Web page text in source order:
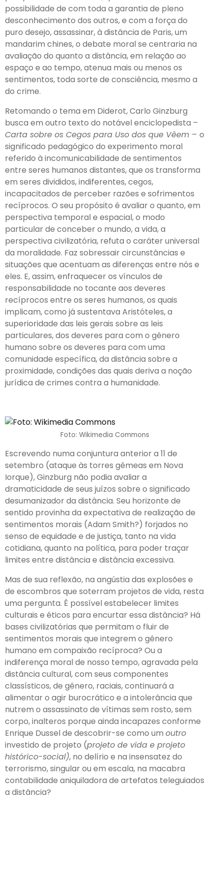
possibilidade de com toda a garantia de pleno
desconhecimento dos outros, e com a força do
puro desejo, assassinar, à distância de Paris, um
mandarim chines, o debate moral se centraria na
avaliação do quanto a distância, em relação ao
espaço e ao tempo, atenua mais ou menos os
sentimentos, toda sorte de consciência, mesmo a
do crime.
Retomando o tema em Diderot, Carlo Ginzburg
busca em outro texto do notável enciclopedista –
Carta sobre os Cegos para Uso dos que Vêem – o
significado pedagógico do experimento moral
referido à incomunicabilidade de sentimentos
entre seres humanos distantes, que os transforma
em seres divididos, indiferentes, cegos,
incapacitados de perceber razões e sofrimentos
recíprocos. O seu propósito é avaliar o quanto, em
perspectiva temporal e espacial, o modo
particular de conceber o mundo, a vida, a
perspectiva civilizatória, refuta o caráter universal
da moralidade. Faz sobressair circunstâncias e
situações que acentuam as diferenças entre nós e
eles. E, assim, enfraquecer os vínculos de
responsabilidade no tocante aos deveres
recíprocos entre os seres humanos, os quais
implicam, como já sustentava Aristóteles, a
superioridade das leis gerais sobre as leis
particulares, dos deveres para com o gênero
humano sobre os deveres para com uma
comunidade específica, da distância sobre a
proximidade, condições das quais deriva a noção
jurídica de crimes contra a humanidade.
Foto: Wikimedia Commons
Escrevendo numa conjuntura anterior a 11 de
setembro (ataque às torres gêmeas em Nova
Iorque), Ginzburg não podia avaliar a
dramaticidade de seus juízos sobre o significado
desumanizador da distância. Seu horizonte de
sentido provinha da expectativa de realização de
sentimentos morais (Adam Smith?) forjados no
senso de equidade e de justiça, tanto na vida
cotidiana, quanto na política, para poder traçar
limites entre distância e distância excessiva.
Mas de sua reflexão, na angústia das explosões e
de escombros que soterram projetos de vida, resta
uma pergunta. É possível estabelecer limites
culturais e éticos para encurtar essa distância? Há
bases civilizatórias que permitam o fluir de
sentimentos morais que integrem o gênero
humano em compaixão recíproca? Ou a
indiferença moral de nosso tempo, agravada pela
distância cultural, com seus componentes
classísticos, de gênero, raciais, continuará a
alimentar o agir burocrático e a intolerância que
nutrem o assassinato de vítimas sem rosto, sem
corpo, inalteros porque ainda incapazes conforme
Enrique Dussel de descobrir-se como um outro
investido de projeto (projeto de vida e projeto
histórico-social), no delírio e na insensatez do
terrorismo, singular ou em escala, na macabra
contabilidade aniquiladora de artefatos teleguiados
a distância?